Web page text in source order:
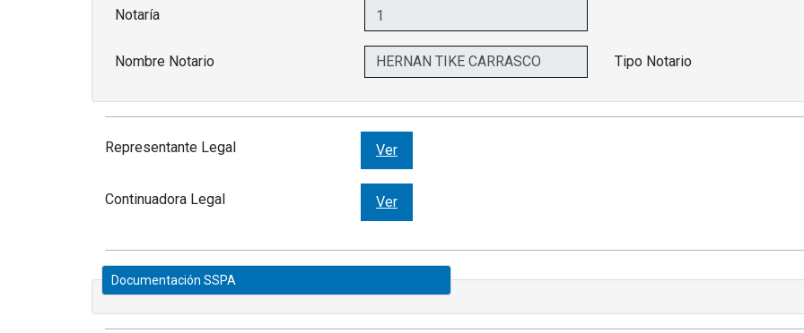
Notaría
Nombre Notario Tipo Notario
Representante Legal Ver
Continuadora Legal Ver
Documentación SSPA